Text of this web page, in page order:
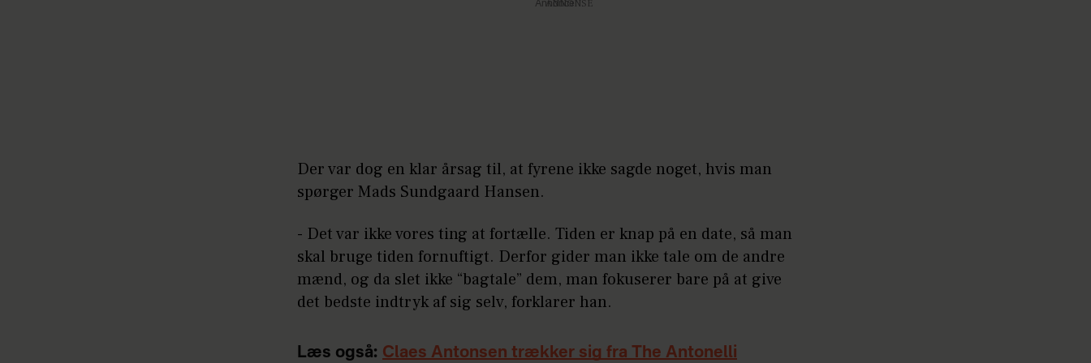
Annonce
Der var dog en klar årsag til, at fyrene ikke sagde noget, hvis man
spørger Mads Sundgaard Hansen.
- Det var ikke vores ting at fortælle. Tiden er knap på en date, så man
skal bruge tiden fornuftigt. Derfor gider man ikke tale om de andre
mænd, og da slet ikke “bagtale” dem, man fokuserer bare på at give
det bedste indtryk af sig selv, forklarer han.
Læs også: Claes Antonsen trækker sig fra The Antonelli